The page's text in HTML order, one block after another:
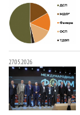
27.05.2026